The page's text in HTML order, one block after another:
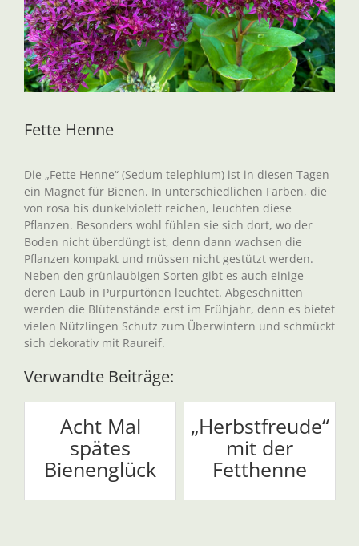
Fette Henne
Die „Fette Henne“ (Sedum telephium) ist in diesen Tagen
ein Magnet für Bienen. In unterschiedlichen Farben, die
von rosa bis dunkelviolett reichen, leuchten diese
Pflanzen. Besonders wohl fühlen sie sich dort, wo der
Boden nicht überdüngt ist, denn dann wachsen die
Pflanzen kompakt und müssen nicht gestützt werden.
Neben den grünlaubigen Sorten gibt es auch einige
deren Laub in Purpurtönen leuchtet. Abgeschnitten
werden die Blütenstände erst im Frühjahr, denn es bietet
vielen Nützlingen Schutz zum Überwintern und schmückt
sich dekorativ mit Raureif.
Verwandte Beiträge:
Acht Mal
spätes
Bienenglück
„Herbstfreude“
mit der
Fetthenne